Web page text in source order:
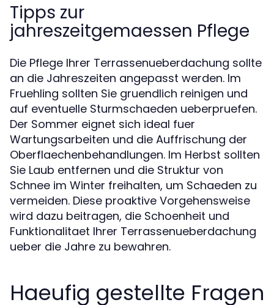
Tipps zur
jahreszeitgemaessen Pflege
Die Pflege Ihrer Terrassenueberdachung sollte
an die Jahreszeiten angepasst werden. Im
Fruehling sollten Sie gruendlich reinigen und
auf eventuelle Sturmschaeden ueberpruefen.
Der Sommer eignet sich ideal fuer
Wartungsarbeiten und die Auffrischung der
Oberflaechenbehandlungen. Im Herbst sollten
Sie Laub entfernen und die Struktur von
Schnee im Winter freihalten, um Schaeden zu
vermeiden. Diese proaktive Vorgehensweise
wird dazu beitragen, die Schoenheit und
Funktionalitaet Ihrer Terrassenueberdachung
ueber die Jahre zu bewahren.
Haeufig gestellte Fragen